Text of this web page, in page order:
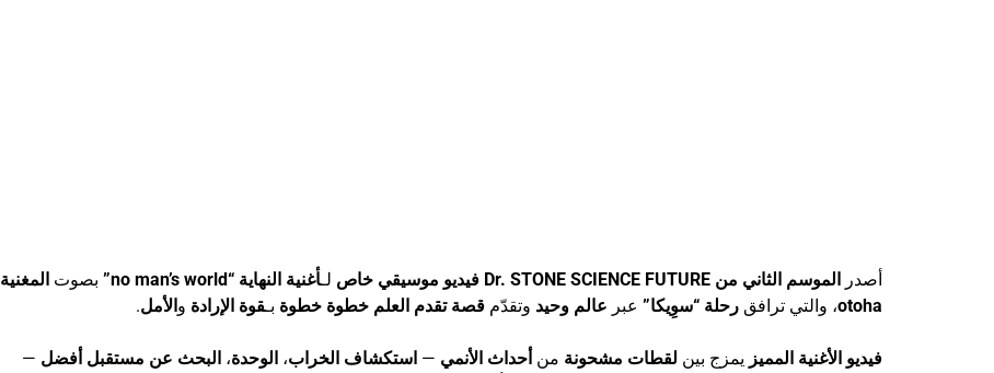
أصدر الموسم الثاني من Dr. STONE SCIENCE FUTURE فيديو موسيقي خاص لـأغنية النهاية “no man’s world” بصوت المغنية
otoha، والتي ترافق رحلة “سوِيكا” عبر عالم وحيد وتقدّم قصة تقدم العلم خطوة خطوة بـقوة الإرادة و الأمل.
فيديو الأغنية المميز يمزج بين لقطات مشحونة من أحداث الأنمي — استكشاف الخراب، الوحدة، البحث عن مستقبل أفضل —